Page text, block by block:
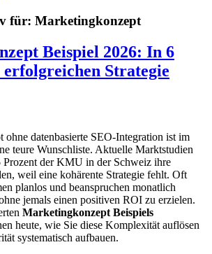
für: Marketingkonzept
Beispiel 2026: In 6
Strategie
datenbasierte SEO-Integration ist im
teure Wunschliste. Aktuelle Marktstudien
Prozent der KMU in der Schweiz ihre
weil eine kohärente Strategie fehlt. Oft
planlos und beanspruchen monatlich
jemals einen positiven ROI zu erzielen.
Marketingkonzept Beispiels
heute, wie Sie diese Komplexität auflösen
systematisch aufbauen.